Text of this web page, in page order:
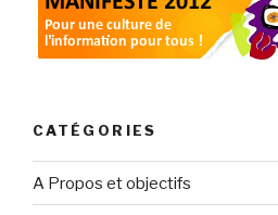
CATÉGORIES
A Propos et objectifs